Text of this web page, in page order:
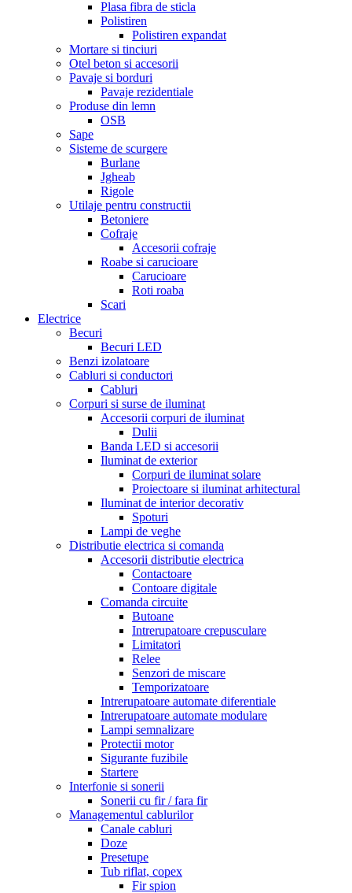
Plasa fibra de sticla
Polistiren
Polistiren expandat
Mortare si tinciuri
Otel beton si accesorii
Pavaje si borduri
Pavaje rezidentiale
Produse din lemn
OSB
Sape
Sisteme de scurgere
Burlane
Jgheab
Rigole
Utilaje pentru constructii
Betoniere
Cofraje
Accesorii cofraje
Roabe si carucioare
Carucioare
Roti roaba
Scari
Electrice
Becuri
Becuri LED
Benzi izolatoare
Cabluri si conductori
Cabluri
Corpuri si surse de iluminat
Accesorii corpuri de iluminat
Dulii
Banda LED si accesorii
Iluminat de exterior
Corpuri de iluminat solare
Proiectoare si iluminat arhitectural
Iluminat de interior decorativ
Spoturi
Lampi de veghe
Distributie electrica si comanda
Accesorii distributie electrica
Contactoare
Contoare digitale
Comanda circuite
Butoane
Intrerupatoare crepusculare
Limitatori
Relee
Senzori de miscare
Temporizatoare
Intrerupatoare automate diferentiale
Intrerupatoare automate modulare
Lampi semnalizare
Protectii motor
Sigurante fuzibile
Startere
Interfonie si sonerii
Sonerii cu fir / fara fir
Managementul cablurilor
Canale cabluri
Doze
Presetupe
Tub riflat, copex
Fir spion